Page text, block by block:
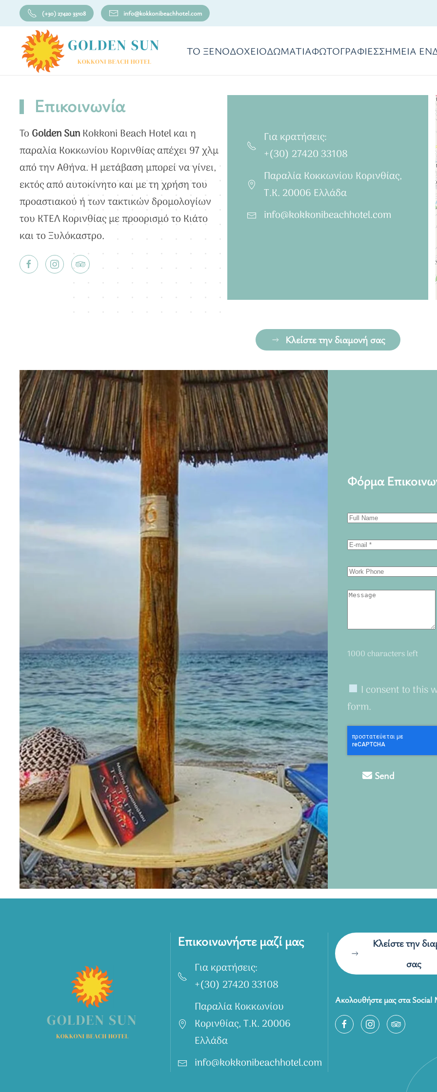
Skip to main content
(+30) 27420 33108 info@kokkonibeachhotel.com
ΤΟ ΞΕΝΟΔΟΧΕΙΟΔΩΜΑΤΙΑΦΩΤΟΓΡΑΦΙΕΣΣΗΜΕΙΑ
Επικοινωνία
To Golden SunKokkoni Beach Hotel και η
παραλία Κοκκωνίου Κορινθίας απέχει 97 χλμ
από την Αθήνα. Η μετάβαση μπορεί να γίνει,
εκτός από αυτοκίνητο και με τη χρήση του
προαστιακού ή των τακτικών δρομολογίων
του ΚΤΕΛ Κορινθίας με προορισμό το Κιάτο
και το Ξυλόκαστρο.
Για κρατήσεις:
+(30) 27420 33108
Παραλία Κοκκωνίου Κορινθίας,
Τ.Κ. 20006 Ελλάδα
info@kokkonibeachhotel.com
Κλείστε την διαμονή σας
Φόρμα
1000 characters left
I consent to this
form.
Send
Επικοινωνήστε μαζί μας
Για κρατήσεις:
+(30) 27420 33108
Παραλία Κοκκωνίου
Κορινθίας, Τ.Κ. 20006
Ελλάδα
info@kokkonibeachhotel.com
Κλείστε την
σας
Ακολουθήστε μας στα Social